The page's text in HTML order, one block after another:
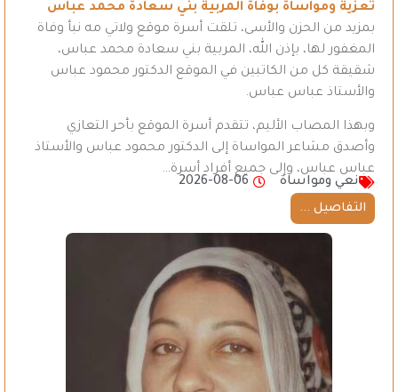
تعزية ومواساة بوفاة المربية بني سعادة محمد عباس
بمزيد من الحزن والأسى، تلقت أسرة موقع ولاتي مه نبأ وفاة
المغفور لها، بإذن الله، المربية بني سعادة محمد عباس،
شقيقة كل من الكاتبين في الموقع الدكتور محمود عباس
والأستاذ عباس عباس.
وبهذا المصاب الأليم، تتقدم أسرة الموقع بأحر التعازي
وأصدق مشاعر المواساة إلى الدكتور محمود عباس والأستاذ
عباس عباس، وإلى جميع أفراد أسرة…
نعي ومواساة
2026-08-06
التفاصيل ...